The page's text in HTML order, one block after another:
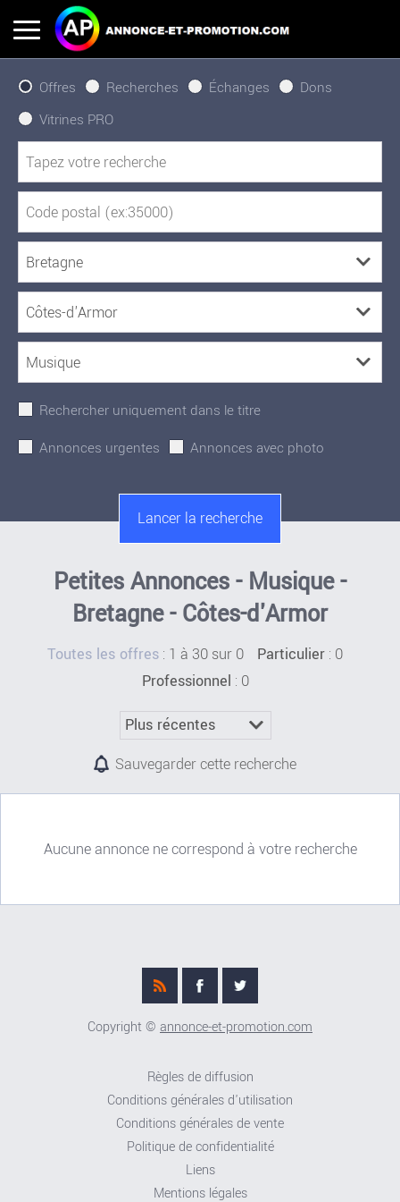
Offres Recherches Échanges
Dons
Vitrines PRO
Rechercher uniquement dans le titre
Annonces urgentes
Annonces avec photo
Petites Annonces - Musique -
Bretagne - Côtes-d'Armor
Toutes les offres : 1 à 30 sur 0 Particulier : 0
Professionnel : 0
Sauvegarder cette recherche
Aucune annonce ne correspond à votre recherche
Copyright © annonce-et-promotion.com
Règles de diffusion
Conditions générales d'utilisation
Conditions générales de vente
Politique de confidentialité
Liens
Mentions légales